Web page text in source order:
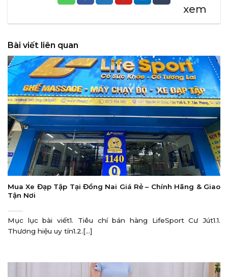
xem
Bài viết liên quan
Mua Xe Đạp Tập Tại Đồng Nai Giá Rẻ – Chính Hãng & Giao
Tận Nơi
Mục lục bài viết1. Tiêu chí bán hàng LifeSport Cư Jút1.1.
Thương hiệu uy tín1.2.[...]